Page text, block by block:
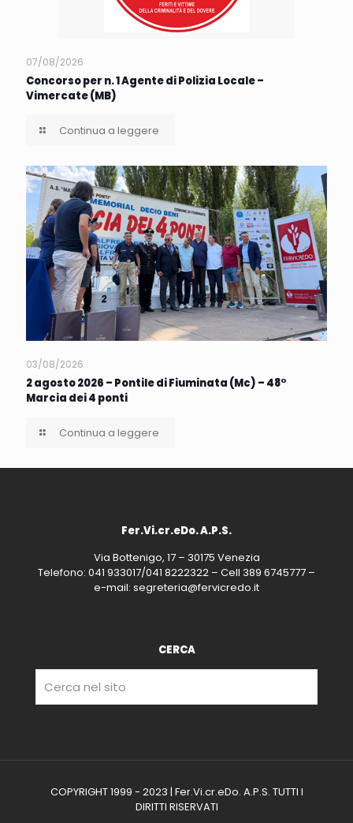
07/08/2026
Concorso per n. 1 Agente di Polizia Locale –
Vimercate (MB)
Continua a leggere
03/08/2026
2 agosto 2026 – Pontile di Fiuminata (Mc) – 48°
Marcia dei 4 ponti
Continua a leggere
Fer.Vi.cr.eDo. A.P.S.
Via Bottenigo, 17 – 30175 Venezia
Telefono: 041 933017/041 8222322 – Cell 389 6745777 –
e-mail: segreteria@fervicredo.it
CERCA
COPYRIGHT 1999 - 2023 | Fer.Vi.cr.eDo. A.P.S. TUTTI I
DIRITTI RISERVATI